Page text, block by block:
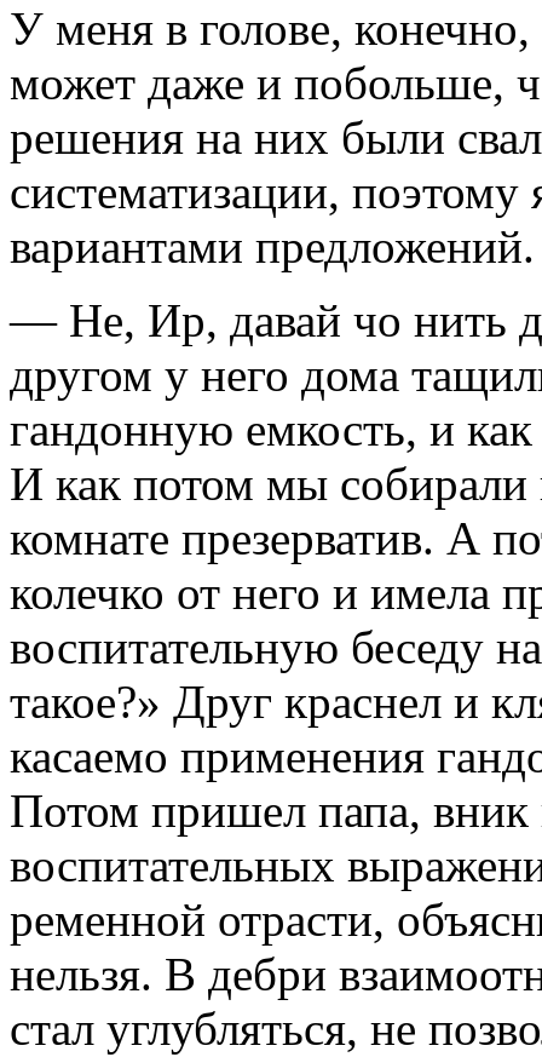
У меня в голове,
может даже и побольше,
решения на них были
систематизации, поэтому
вариантами предложений.
— Не, Ир, давай чо нить
другом у него дома
гандонную емкость, и
И как потом мы собирали
комнате презерватив. А
колечко от него и имела
воспитательную беседу
такое?» Друг краснел и
касаемо применения
Потом пришел папа, вник
воспитательных
ременной отрасти,
нельзя. В дебри
стал углубляться, не